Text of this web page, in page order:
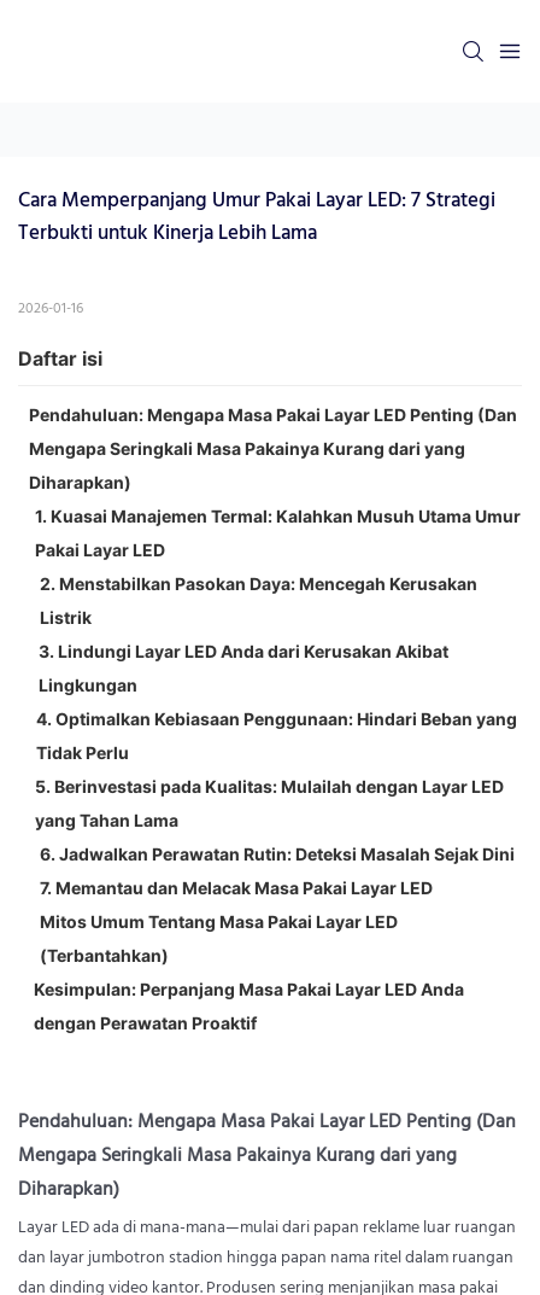
Cara Memperpanjang Umur Pakai Layar LED: 7 Strategi
Terbukti untuk Kinerja Lebih Lama
2026-01-16
Daftar isi
Pendahuluan: Mengapa Masa Pakai Layar LED Penting (Dan
Mengapa Seringkali Masa Pakainya Kurang dari yang
Diharapkan)
1. Kuasai Manajemen Termal: Kalahkan Musuh Utama Umur
Pakai Layar LED
2. Menstabilkan Pasokan Daya: Mencegah Kerusakan
Listrik
3. Lindungi Layar LED Anda dari Kerusakan Akibat
Lingkungan
4. Optimalkan Kebiasaan Penggunaan: Hindari Beban yang
Tidak Perlu
5. Berinvestasi pada Kualitas: Mulailah dengan Layar LED
yang Tahan Lama
6. Jadwalkan Perawatan Rutin: Deteksi Masalah Sejak Dini
7. Memantau dan Melacak Masa Pakai Layar LED
Mitos Umum Tentang Masa Pakai Layar LED
(Terbantahkan)
Kesimpulan: Perpanjang Masa Pakai Layar LED Anda
dengan Perawatan Proaktif
Pendahuluan: Mengapa Masa Pakai Layar LED Penting (Dan
Mengapa Seringkali Masa Pakainya Kurang dari yang
Diharapkan)
Layar LED ada di mana-mana—mulai dari papan reklame luar ruangan
dan layar jumbotron stadion hingga papan nama ritel dalam ruangan
dan dinding video kantor. Produsen sering menjanjikan masa pakai